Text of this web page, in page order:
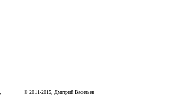
© 2011-2015 , Дмитрий Васильев